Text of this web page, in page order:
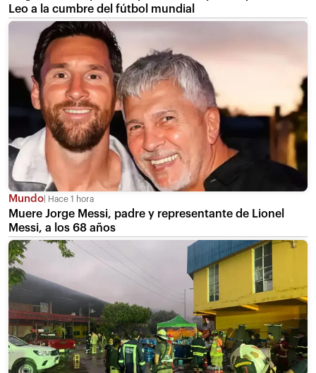
Leo a la cumbre del fútbol mundial
Mundo Hace 1 hora
Muere Jorge Messi, padre y representante de Lionel
Messi, a los 68 años